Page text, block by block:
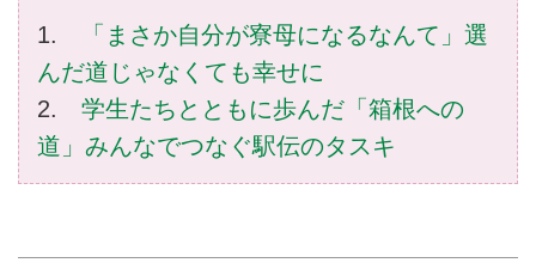
1.
「まさか自分が寮母になるなんて」選
んだ道じゃなくても幸せに
2. 学生たちとともに歩んだ「箱根への
道」みんなでつなぐ駅伝のタスキ